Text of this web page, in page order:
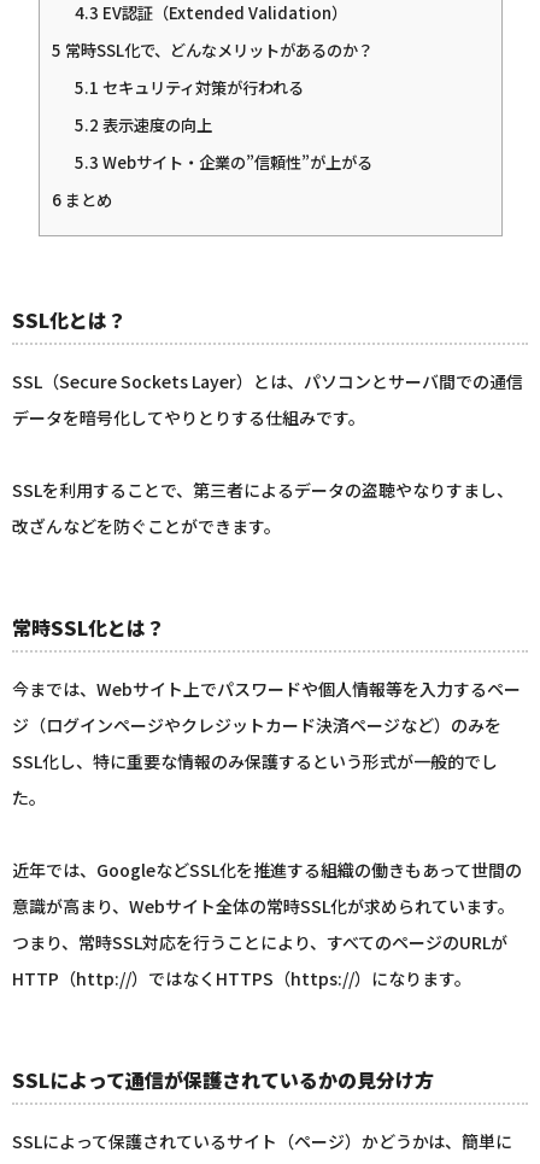
4.3 EV認証（Extended Validation）
5 常時SSL化で、どんなメリットがあるのか？
5.1 セキュリティ対策が行われる
5.2 表示速度の向上
5.3 Webサイト・企業の”信頼性”が上がる
6まとめ
SSL化とは？
SSL（Secure Sockets Layer）とは、パソコンとサーバ間での通信
データを暗号化してやりとりする仕組みです。
SSLを利用することで、第三者によるデータの盗聴やなりすまし、
改ざんなどを防ぐことができます。
常時SSL化とは？
今までは、Webサイト上でパスワードや個人情報等を入力するペー
ジ（ログインページやクレジットカード決済ページなど）のみを
SSL化し、特に重要な情報のみ保護するという形式が一般的でし
た。
近年では、GoogleなどSSL化を推進する組織の働きもあって世間の
意識が高まり、Webサイト全体の常時SSL化が求められています。
つまり、常時SSL対応を行うことにより、すべてのページのURLが
HTTP（http://）ではなくHTTPS（https://）になります。
SSLによって通信が保護されているかの見分け方
SSLによって保護されているサイト（ページ）かどうかは、簡単に